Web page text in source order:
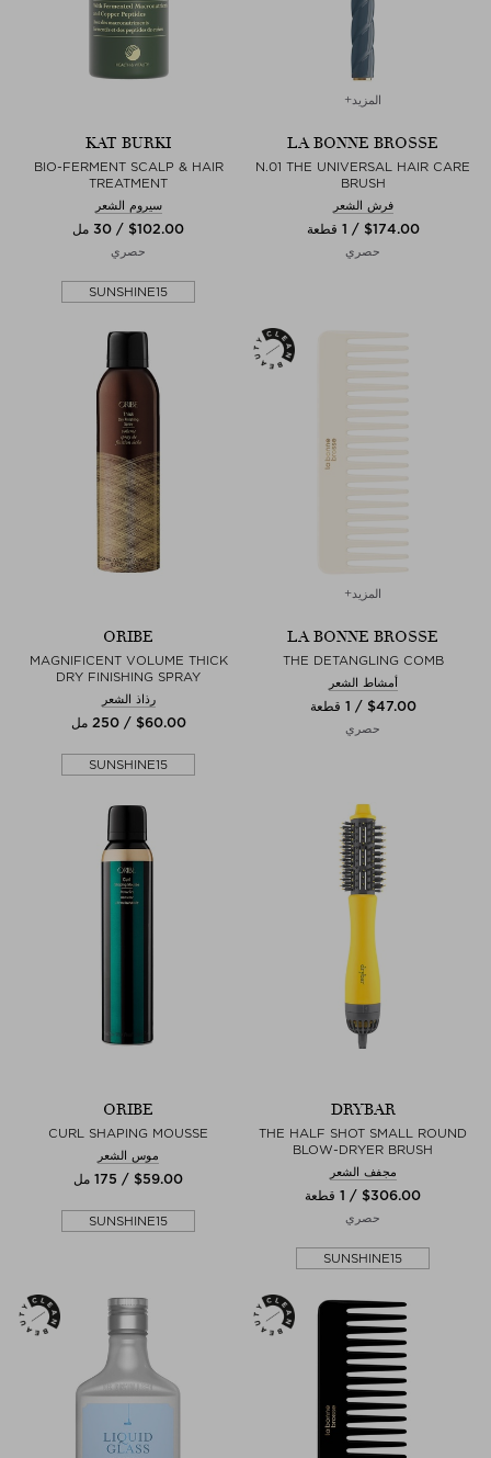
المزيد+
LA BONNE BROSSE
N.01 THE UNIVERSAL HAIR CARE
BRUSH
فرش الشعر
$‌174.00 / 1 قطعة
حصري
KAT BURKI
BIO-FERMENT SCALP & HAIR
TREATMENT
سيروم الشعر
$‌102.00 / 30 مل
حصري
SUNSHINE15
المزيد+
LA BONNE BROSSE
THE DETANGLING COMB
أمشاط الشعر
$‌47.00 / 1 قطعة
حصري
ORIBE
MAGNIFICENT VOLUME THICK
DRY FINISHING SPRAY
رذاذ الشعر
$‌60.00 / 250 مل
SUNSHINE15
DRYBAR
THE HALF SHOT SMALL ROUND
BLOW-DRYER BRUSH
مجفف الشعر
$‌306.00 / 1 قطعة
حصري
SUNSHINE15
ORIBE
CURL SHAPING MOUSSE
موس الشعر
$‌59.00 / 175 مل
SUNSHINE15